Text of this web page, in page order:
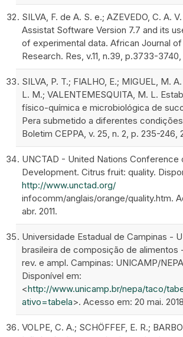
SILVA, F. de A. S. e.; AZEVEDO, C. A.
Assistat Software Version 7.7 and its
of experimental data. African Journal
Research. Res, v.11, n.39, p.3733-3740,
SILVA, P. T.; FIALHO, E.; MIGUEL, M.
L. M.; VALENTEMESQUITA, M. L.
físico-química e microbiológica de
Pera submetido a diferentes
Boletim CEPPA, v. 25, n. 2, p. 235-246,
UNCTAD - United Nations Conference
Development. Citrus fruit: quality.
http://www.unctad.org/
infocomm/anglais/orange/quality.htm.
abr. 2011.
Universidade Estadual de Campinas -
brasileira de composição de alimentos
rev. e ampl. Campinas: UNICAMP/NEPA,
Disponível em:
<http://www.unicamp.br/nepa/taco/
ativo=tabela>. Acesso em: 20 mai.
VOLPE, C. A.; SCHÖFFEF, E. R.;